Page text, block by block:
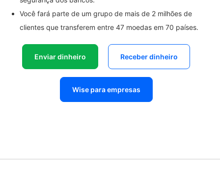
Você fará parte de um grupo de mais de 2 milhões de
clientes que transferem entre 47 moedas em 70 países.
Enviar dinheiro Receber dinheiro
Wise para empresas